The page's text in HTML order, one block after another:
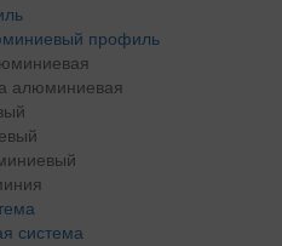
профиль
алюминиевая
система